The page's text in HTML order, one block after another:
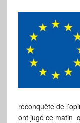
reconquête de
ont jugé ce matin